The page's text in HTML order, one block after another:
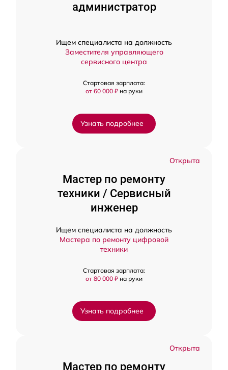
администратор
Ищем специалиста на должность
Заместителя управляющего
сервисного центра
Стартовая зарплата:
от 60 000 ₽ на руки
Узнать подробнее
Открыта
Мастер по ремонту
техники / Сервисный
инженер
Ищем специалиста на должность
Мастера по ремонту цифровой
техники
Стартовая зарплата:
от 80 000 ₽ на руки
Узнать подробнее
Открыта
Мастер по ремонту